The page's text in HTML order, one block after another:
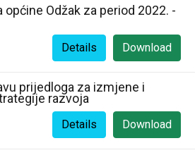
Odžak za period 2022. -
Download
Details
prijedloga za izmjene i
razvoja
Download
Details